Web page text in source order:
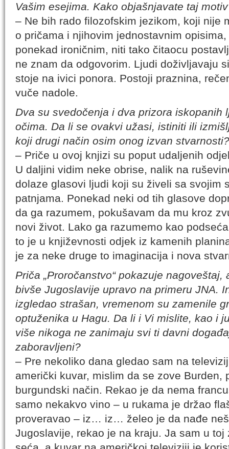
Vašim esejima. Kako objašnjavate taj
– Ne bih rado filozofskim jezikom, koji nije
o pričama i njihovim jednostavnim
ponekad ironičnim, niti tako čitaocu
ne znam da odgovorim. Ljudi doživljavaju
stoje na ivici ponora. Postoji praznina,
vuče nadole.
Dva su svedočenja i dva prizora iskopanih
očima. Da li se ovakvi užasi, istiniti ili
koji drugi način osim onog izvan stvarnosti?
– Priče u ovoj knjizi su poput udaljenih
U daljini vidim neke obrise, nalik na
dolaze glasovi ljudi koji su živeli sa svojim
patnjama. Ponekad neki od tih glasove
da ga razumem, pokušavam da mu kroz
novi život. Lako ga razumemo kao
to je u književnosti odjek iz kamenih
je za neke druge to imaginacija i nova
Priča „Proročanstvo“ pokazuje
bivše Jugoslavije upravo na primeru JNA.
izgledao strašan, vremenom su zamenile
optuženika u Hagu. Da li i Vi mislite, kao i
više nikoga ne zanimaju svi ti davni
zaboravljeni?
– Pre nekoliko dana gledao sam na
američki kuvar, mislim da se zove Burden,
burgundski način. Rekao je da nema
samo nekakvo vino – u rukama je držao
proveravao – iz… iz… želeo je da nađe
Jugoslavije, rekao je na kraju. Ja sam u